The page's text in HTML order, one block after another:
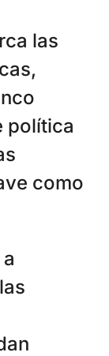
las
política
como